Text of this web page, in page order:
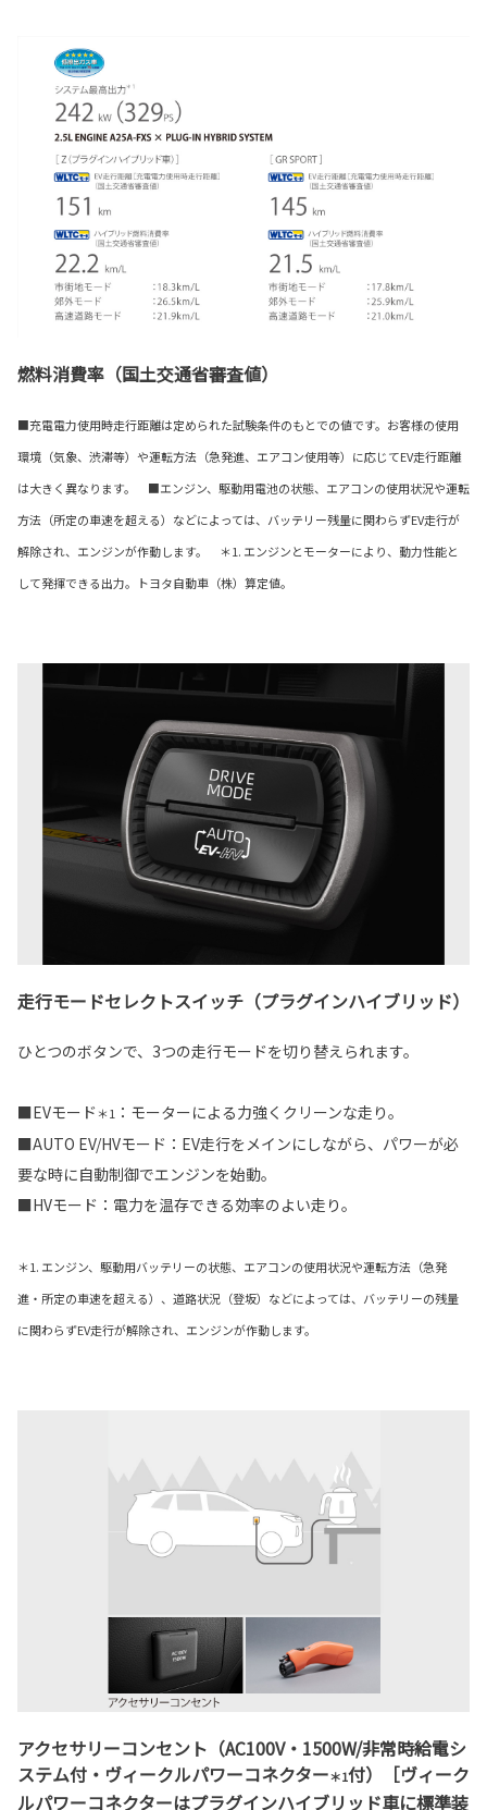
燃料消費率（国土交通省審査値）
■充電電力使用時走行距離は定められた試験条件のもとでの値です。お客様の使用
環境（気象、渋滞等）や運転方法（急発進、エアコン使用等）に応じてEV走行距離
は大きく異なります。 ■エンジン、駆動用電池の状態、エアコンの使用状況や運転
方法（所定の車速を超える）などによっては、バッテリー残量に関わらずEV走行が
解除され、エンジンが作動します。 ＊1. エンジンとモーターにより、動力性能と
して発揮できる出力。トヨタ自動車（株）算定値。
走行モードセレクトスイッチ（プラグインハイブリッド）
ひとつのボタンで、3つの走行モードを切り替えられます。
■EVモード ＊1 ：モーターによる力強くクリーンな走り。
■AUTO EV/HVモード：EV走行をメインにしながら、パワーが必
要な時に自動制御でエンジンを始動。
■HVモード：電力を温存できる効率のよい走り。
＊1. エンジン、駆動用バッテリーの状態、エアコンの使用状況や運転方法（急発
進・所定の車速を超える）、道路状況（登坂）などによっては、バッテリーの残量
に関わらずEV走行が解除され、エンジンが作動します。
アクセサリーコンセント（AC100V・1500W/非常時給電シ
ステム付・ヴィークルパワーコネクター＊1付）［ヴィーク
ルパワーコネクターはプラグインハイブリッド車に標準装